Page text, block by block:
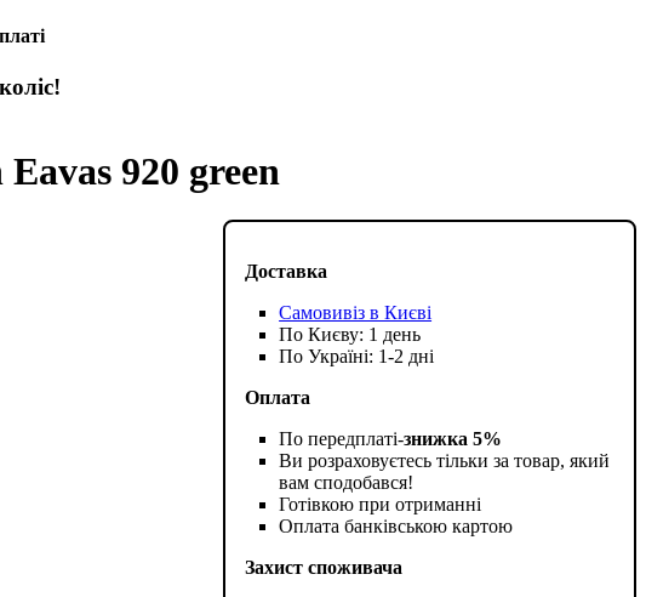
920 green
Доставка
Самовивіз в Києві
По Києву: 1 день
По Україні: 1-2 дні
Оплата
По передплаті-знижка 5%
Ви розраховуєтесь тільки за товар, який
вам сподобався!
Готівкою при отриманні
Оплата банківською картою
Захист споживача